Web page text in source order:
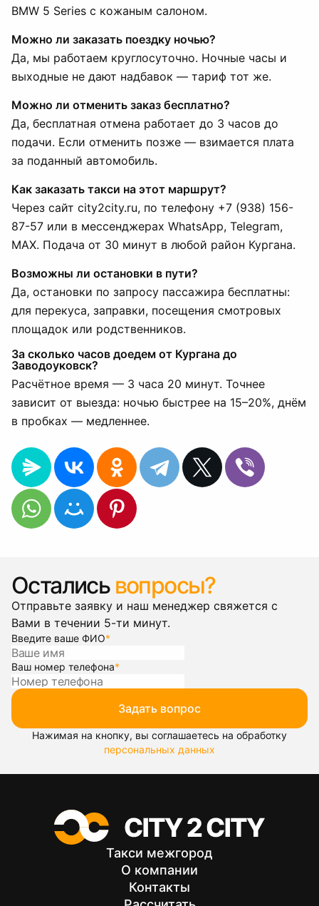
BMW 5 Series с кожаным салоном.
Можно ли заказать поездку ночью?
Да, мы работаем круглосуточно. Ночные часы и
выходные не дают надбавок — тариф тот же.
Можно ли отменить заказ бесплатно?
Да, бесплатная отмена работает до 3 часов до
подачи. Если отменить позже — взимается плата
за поданный автомобиль.
Как заказать такси на этот маршрут?
Через сайт city2city.ru, по телефону +7 (938) 156-
87-57 или в мессенджерах WhatsApp, Telegram,
MAX. Подача от 30 минут в любой район Кургана.
Возможны ли остановки в пути?
Да, остановки по запросу пассажира бесплатны:
для перекуса, заправки, посещения смотровых
площадок или родственников.
За сколько часов доедем от Кургана до
Заводоуковск?
Расчётное время — 3 часа 20 минут. Точнее
зависит от выезда: ночью быстрее на 15–20%, днём
в пробках — медленнее.
Остались вопросы?
Отправьте заявку и наш менеджер свяжется с
Вами в течении 5-ти минут.
Введите ваше ФИО*
Ваш номер телефона*
Задать вопрос
Нажимая на кнопку, вы соглашаетесь на обработку
персональных данных
Такси межгород
О компании
Контакты